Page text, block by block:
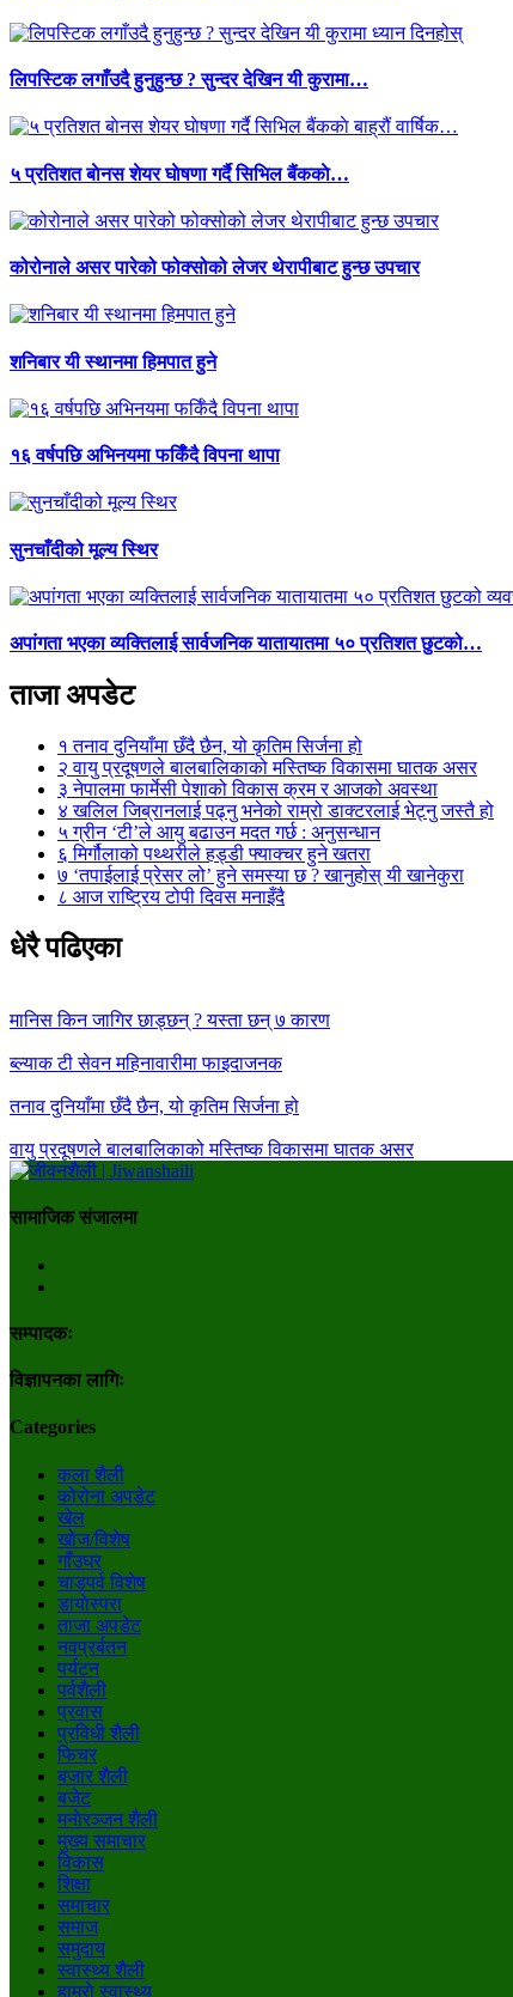
लिपस्टिक लगाँउदै हुनुहुन्छ ? सुन्दर देखिन यी कुरामा…
५ प्रतिशत बाेनस शेयर घाेषणा गर्दै सिभिल बैंककाे…
कोरोनाले असर पारेको फोक्सोको लेजर थेरापीबाट हुन्छ उपचार
शनिबार यी स्थानमा हिमपात हुने
१६ वर्षपछि अभिनयमा फर्किँदै विपना थापा
सुनचाँदीको मूल्य स्थिर
अपांगता भएका व्यक्तिलाई सार्वजनिक यातायातमा ५० प्रतिशत छुटको…
ताजा अपडेट
१ तनाव दुनियाँमा छँदै छैन, यो कृतिम सिर्जना हो
२ वायु प्रदूषणले बालबालिकाको मस्तिष्क विकासमा घातक असर
३ नेपालमा फार्मेसी पेशाको विकास क्रम र आजको अवस्था
४ खलिल जिब्रानलाई पढ्नु भनेको राम्रो डाक्टरलाई भेट्नु जस्तै हो
५ग्रीन ‘टी’ले आयु बढाउन मदत गर्छ : अनुसन्धान
६ मिर्गौलाको पथ्थरीले हड्डी फ्याक्चर हुने खतरा
७ ‘तपाईलाई प्रेसर लो’ हुने समस्या छ ? खानुहोस् यी खानेकुरा
८ आज राष्ट्रिय टोपी दिवस मनाइँदै
धेरै पढिएका
मानिस किन जागिर छाड्छन् ? यस्ता छन् ७ कारण
ब्ल्याक टी सेवन महिनावारीमा फाइदाजनक
तनाव दुनियाँमा छँदै छैन, यो कृतिम सिर्जना हो
वायु प्रदूषणले बालबालिकाको मस्तिष्क विकासमा घातक असर
सामाजिक संजालमा
सम्पादकः
विज्ञापनका लागिः
Categories
कला शैली
कोरोना अपडेट
खेल
खोज/विशेष
गाँउघर
चाडपर्व विशेष
डायाेस्परा
ताजा अपडेट
नवप्रर्बतन
पर्यटन
पर्वशैली
प्रवास
प्रविधी शैली
फिचर
बजार शैली
बजेट
मनाेरञ्जन शैली
मुख्य समाचार
विकास
शिक्षा
समाचार
समाज
समुदाय
स्वास्थ्य शैली
हाम्राे स्वास्थ्य